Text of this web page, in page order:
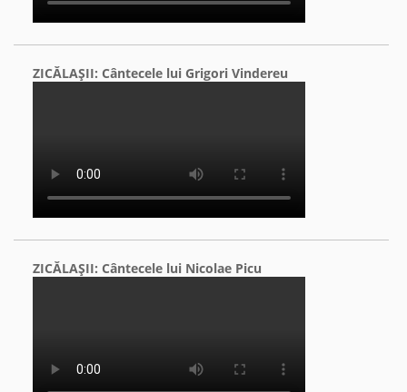
ZICĂLAŞII: Cântecele lui Grigori Vindereu
ZICĂLAŞII: Cântecele lui Nicolae Picu